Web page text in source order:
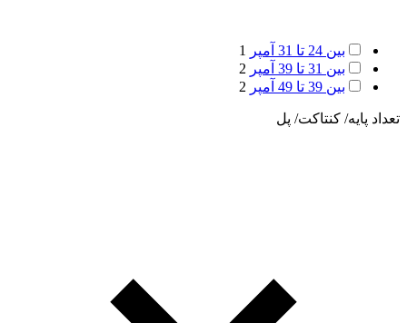
بین 24 تا 31 آمپر
1
بین 31 تا 39 آمپر
2
بین 39 تا 49 آمپر
2
تعداد پایه/ کنتاکت/ پل